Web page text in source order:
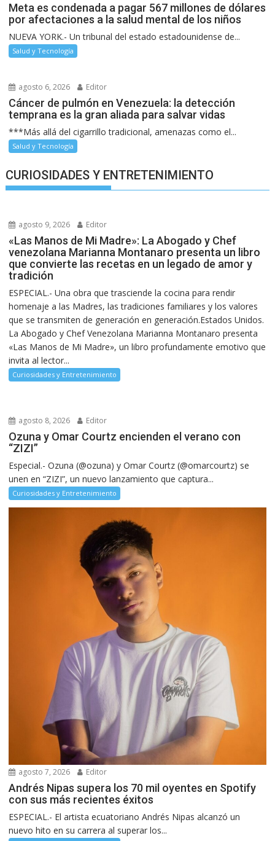
Meta es condenada a pagar 567 millones de dólares
por afectaciones a la salud mental de los niños
NUEVA YORK.- Un tribunal del estado estadounidense de...
Salud y Tecnología
agosto 6, 2026 Editor
Cáncer de pulmón en Venezuela: la detección
temprana es la gran aliada para salvar vidas
***Más allá del cigarrillo tradicional, amenazas como el...
Salud y Tecnología
CURIOSIDADES Y ENTRETENIMIENTO
agosto 9, 2026 Editor
«Las Manos de Mi Madre»: La Abogado y Chef
venezolana Marianna Montanaro presenta un libro
que convierte las recetas en un legado de amor y
tradición
ESPECIAL.- Una obra que trasciende la cocina para rendir
homenaje a las Madres, las tradiciones familiares y los valores
que se transmiten de generación en generación.Estados Unidos.
La Abogado y Chef Venezolana Marianna Montanaro presenta
«Las Manos de Mi Madre», un libro profundamente emotivo que
invita al lector...
Curiosidades y Entretenimiento
agosto 8, 2026 Editor
Ozuna y Omar Courtz encienden el verano con
“ZIZI”
Especial.- Ozuna (@ozuna) y Omar Courtz (@omarcourtz) se
unen en “ZIZI”, un nuevo lanzamiento que captura...
Curiosidades y Entretenimiento
agosto 7, 2026 Editor
Andrés Nipas supera los 70 mil oyentes en Spotify
con sus más recientes éxitos
ESPECIAL.- El artista ecuatoriano Andrés Nipas alcanzó un
nuevo hito en su carrera al superar los...